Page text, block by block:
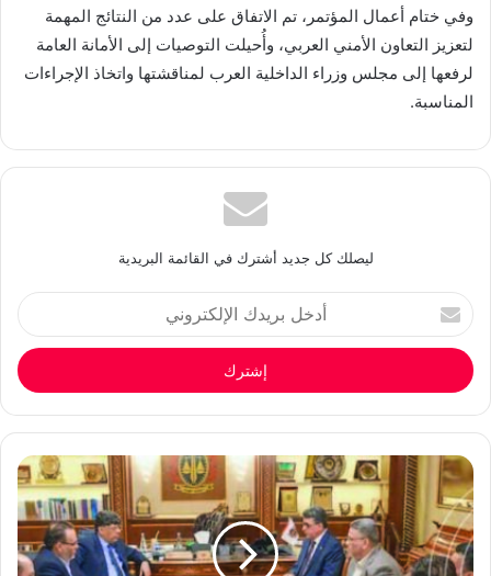
وفي ختام أعمال المؤتمر، تم الاتفاق على عدد من النتائج المهمة
لتعزيز التعاون الأمني العربي، وأُحيلت التوصيات إلى الأمانة العامة
لرفعها إلى مجلس وزراء الداخلية العرب لمناقشتها واتخاذ الإجراءات
المناسبة.
ليصلك كل جديد أشترك في القائمة البريدية
أدخل
بريدك
الإلكتروني